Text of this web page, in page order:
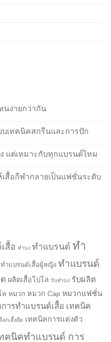
นง่ายกว่ากัน
บเทคนิคสกรีนและการปัก
แต่เหมาะกับทุกแบรนด์ไหม
สื้อกีฬากลายเป็นแฟชั่นระดับ
สื้อ ทำบง ทำแบรนด์ ทำ
ทำแบรนด์เสื้อผู้หญิง ทำแบรนด์
ผลิตเสื้อโปโล รับทำบง รับผลิต
ล หมวก หมวก Cap หมวกแฟชั่น
ารทำแบรนด์เสื้อ เทคนิค
อกเสื้อยืด เทคนิคการแต่งตัว
คนิคทำแบรนด์ การ